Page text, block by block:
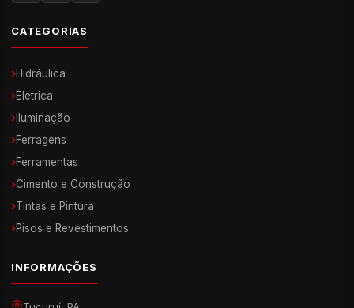
CATEGORIAS
›Hidráulica
›Elétrica
› Iluminação
›Ferragens
›Ferramentas
›Cimento e Construção
›Tintas e Pintura
›Pisos e Revestimentos
INFORMAÇÕES